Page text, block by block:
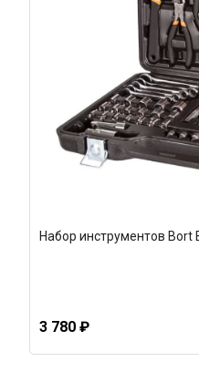
Набор инструментов Bort
3 780 ₽